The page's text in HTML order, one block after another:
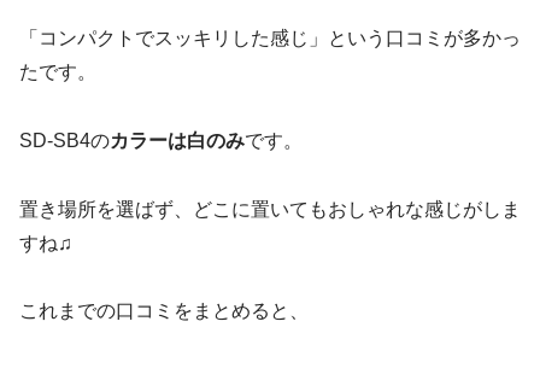
「コンパクトでスッキリした感じ」という口コミが多かっ
たです。
SD-SB4のカラーは白のみです。
置き場所を選ばず、どこに置いてもおしゃれな感じがしま
すね♫
これまでの口コミをまとめると、